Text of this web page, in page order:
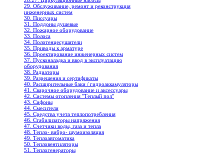
29. Обслуживание, ремонт и реконструкция
инженерных систем
30. Писсуары
31. Поддоны душевые
32. Пожарное оборудование
33. Полоса
34. Полотенцесушители
35. Приводы к арматуре
36. Проектирование инженерных систем
37. Пусконаладка и ввод в эксплуатацию
оборудования
38. Радиаторы
39. Разрешения и сертификаты
40. Расширительные баки / гидроаккамуляторы
41. Сварочное оборудование и аксессуары
42. Системы отопления "Теплый пол"
43. Сифоны
44. Смесители
45. Средства учета теплопотребления
46. Стабилизаторы напряжения
47. Счетчики воды, газа и тепла
48. Тепло- вибро- шумоизоляция
49. Теплоавтоматика
50. Тепловентиляторы
51. Теплогенераторы